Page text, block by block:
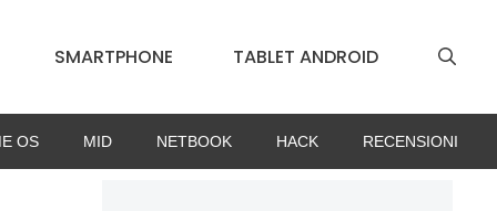
SMARTPHONE TABLET ANDROID
OS MID NETBOOK HACK RECENSIONI